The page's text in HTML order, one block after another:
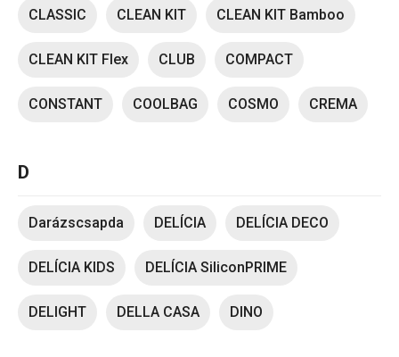
CLASSIC CLEAN KIT CLEAN KIT Bamboo
CLEAN KIT Flex CLUB COMPACT
CONSTANT COOLBAG COSMO CREMA
D
Darázscsapda DELÍCIA DELÍCIA DECO
DELÍCIA KIDS DELÍCIA SiliconPRIME
DELIGHT DELLA CASA DINO